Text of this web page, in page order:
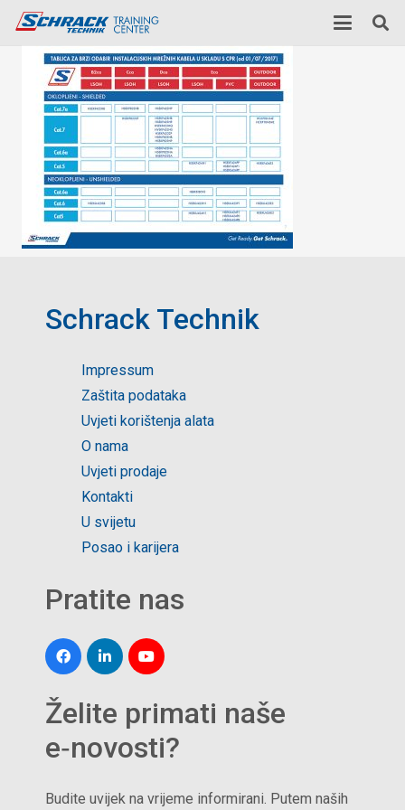
Schrack Technik
Impressum
Zaštita podataka
Uvjeti korištenja alata
O nama
Uvjeti prodaje
Kontakti
U svijetu
Posao i karijera
Pratite nas
Želite primati naše
e‑novosti?
Budite uvijek na vrijeme informirani. Putem naših